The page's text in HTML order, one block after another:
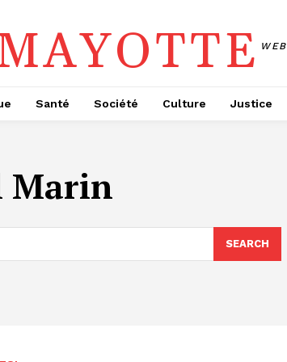
WEB
Santé Société Culture Justice
Marin
SEARCH